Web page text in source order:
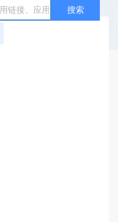
搜索